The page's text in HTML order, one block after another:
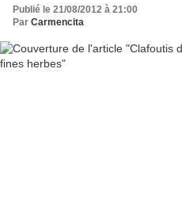
Publié le 21/08/2012 à 21:00
Par Carmencita